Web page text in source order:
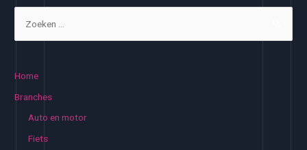
Home
Branches
Auto en motor
Fiets